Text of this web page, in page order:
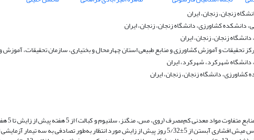
زنجان، ‏زنجان، ایران
کشاورزی، دانشگاه زنجان، زنجان، ‏ایران
زنجان، زنجان، ایران
تحقیقات و آموزش کشاورزی و منابع طبیعی استان چهارمحال و بختیاری، ‏سازمان تحقیقات، آموزش
دانشگاه شهرکرد، شهرکرد، ایران
دانشگاه زنجان، زنجان، ایران
هدف از
میش‌ها و بره‌های افشاری بود. سی و شش رأس میش افشاری آبستن از 5±5/32 روز پیش از زایش مورد انتظار به‌طور